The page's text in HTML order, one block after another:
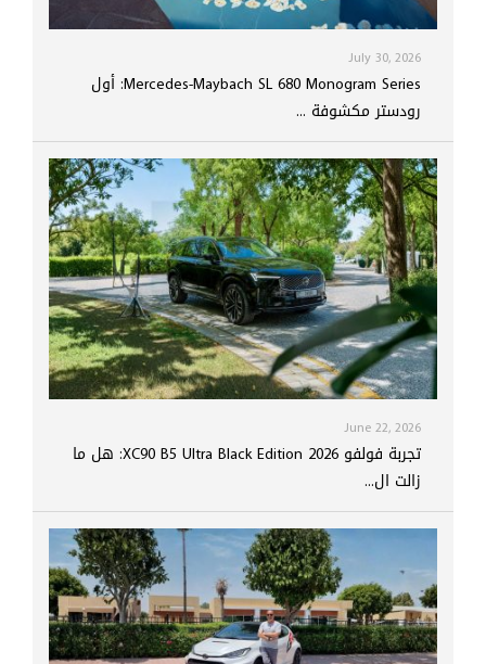
July 30, 2026
Mercedes-Maybach SL 680 Monogram Series: أول
رودستر مكشوفة ...
June 22, 2026
تجربة فولفو XC90 B5 Ultra Black Edition 2026: هل ما
زالت ال...